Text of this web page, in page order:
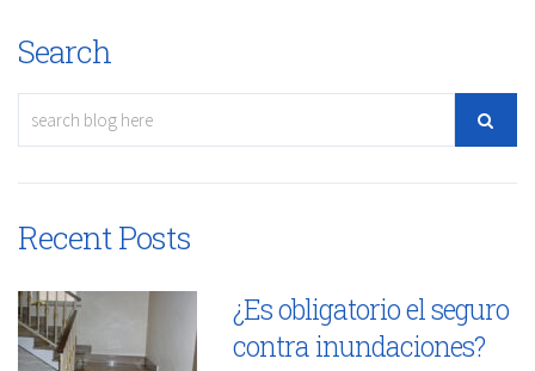
Search
Recent Posts
¿Es obligatorio el seguro
contra inundaciones?